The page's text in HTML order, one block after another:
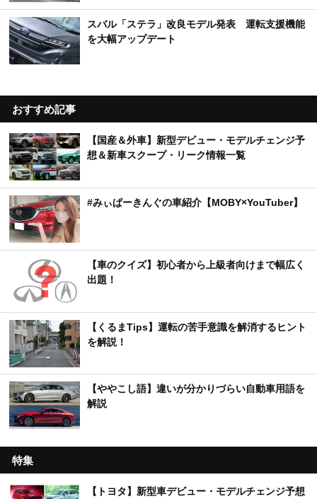
スバル「ステラ」改良モデル発表 運転支援機能
を大幅アップデート
おすすめ記事
【国産＆外車】新型デビュー・モデルチェンジ予
想＆新車スクープ・リーク情報一覧
#みぃぱーきんぐの車紹介【MOBY×YouTuber】
【車のクイズ】初心者から上級者向けまで幅広く
出題！
【くるまTips】運転の苦手意識を解消するヒント
を解説！
【ややこし語】違いが分かりづらい自動車用語を
解説
特集
【トヨタ】新型車デビュー・モデルチェンジ予想